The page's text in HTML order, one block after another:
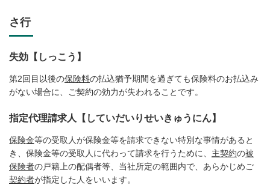
さ行
失効【しっこう】
第2回目以後の保険料の払込猶予期間を過ぎても保険料のお払込み
がない場合に、ご契約の効力が失われることです。
指定代理請求人【していだいりせいきゅうにん】
保険金等の受取人が保険金等を請求できない特別な事情があると
き、保険金等の受取人に代わって請求を行うために、 主契約の被
保険者の戸籍上の配偶者等、当社所定の範囲内で、あらかじめご
契約者が指定した人をいいます。